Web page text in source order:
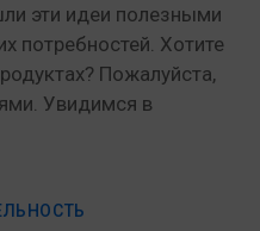
эти идеи полезными
потребностей. Хотите
Пожалуйста,
Увидимся в